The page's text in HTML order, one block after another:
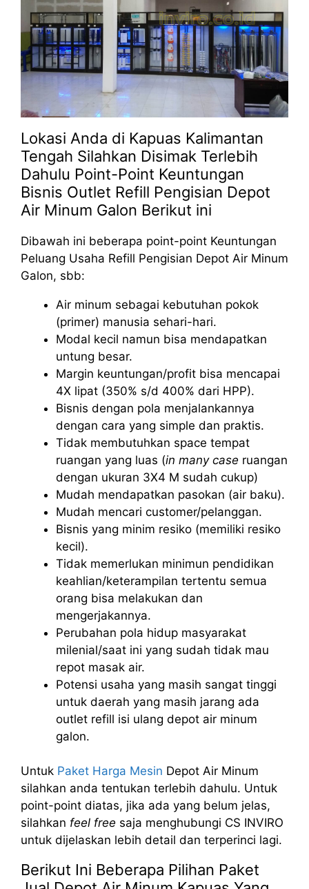
Lokasi Anda di Kapuas Kalimantan
Tengah Silahkan Disimak Terlebih
Dahulu Point-Point Keuntungan
Bisnis Outlet Refill Pengisian Depot
Air Minum Galon Berikut ini
Dibawah ini beberapa point-point Keuntungan
Peluang Usaha Refill Pengisian Depot Air Minum
Galon, sbb:
Air minum sebagai kebutuhan pokok
(primer) manusia sehari-hari.
Modal kecil namun bisa mendapatkan
untung besar.
Margin keuntungan/profit bisa mencapai
4X lipat (350% s/d 400% dari HPP).
Bisnis dengan pola menjalankannya
dengan cara yang simple dan praktis.
Tidak membutuhkan space tempat
ruangan yang luas (in many case ruangan
dengan ukuran 3X4 M sudah cukup)
Mudah mendapatkan pasokan (air baku).
Mudah mencari customer/pelanggan.
Bisnis yang minim resiko (memiliki resiko
kecil).
Tidak memerlukan minimun pendidikan
keahlian/keterampilan tertentu semua
orang bisa melakukan dan
mengerjakannya.
Perubahan pola hidup masyarakat
milenial/saat ini yang sudah tidak mau
repot masak air.
Potensi usaha yang masih sangat tinggi
untuk daerah yang masih jarang ada
outlet refill isi ulang depot air minum
galon.
Untuk Paket Harga Mesin Depot Air Minum
silahkan anda tentukan terlebih dahulu. Untuk
point-point diatas, jika ada yang belum jelas,
silahkan feel free saja menghubungi CS INVIRO
untuk dijelaskan lebih detail dan terperinci lagi.
Berikut Ini Beberapa Pilihan Paket